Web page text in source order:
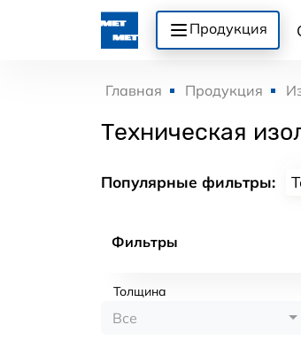
Продукция
Главная Продукция
Техническая
Популярные фильтры:
Фильтры
Толщина
Все